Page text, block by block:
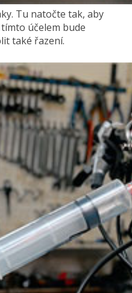
Tu natočte tak, aby
účelem bude
také řazení.